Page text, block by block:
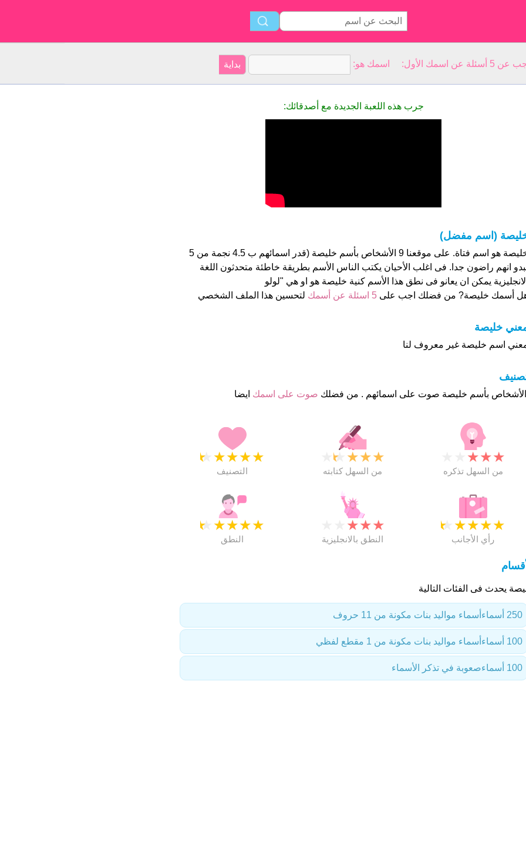
الأول: اسمك هو:
جرب هذه اللعبة الجديدة مع أصدقائك:
(اسم مفضل)
خليصة هو اسم فتاة. على موقعنا 9 الأشخاص بأسم خليصة (قدر اسمائهم ب 4.5 نجمة من 5
انهم راضون جدا. فى اغلب الأحيان يكتب الناس الأسم بطريقة خاطئة متحدثون اللغة
الانجليزية يمكن ان يعانو فى نطق هذا الأسم كنية خليصة هو او هي "لولو
أسمك خليصة? من فضلك اجب على5 اسئلة عن أسمك لتحسين هذا الملف الشخصي
خليصة
اسم خليصة غير معروف لنا
صوت على اسمك ايضا
★
★
★
★
★
التصنيف
★
★
★
★
من السهل كتابته
★
★
★
من السهل تذكره
★
★
★
★
★
النطق
★
★
★
النطق بالانجليزية
★
★
★
★
★
رأي الأجانب
يحدث فى الفئات التالية
أسماء مواليد بنات مكونة من 11 حروف 250 أسماء
أسماء مواليد بنات مكونة من 1 مقطع لفظي 100 أسماء
صعوبة في تذكر الأسماء 100 أسماء